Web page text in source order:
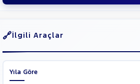
İlgili Araçlar
Yıla Göre